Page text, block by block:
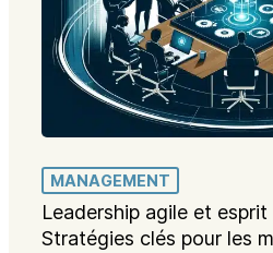
MANAGEMENT
Leadership agile et esprit
Stratégies clés pour les